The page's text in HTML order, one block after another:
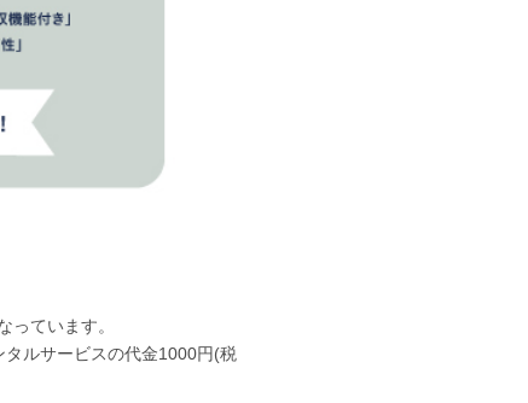
ています。
ルサービスの代金1000円(税